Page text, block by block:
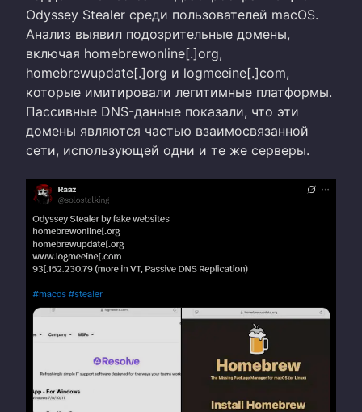
Odyssey Stealer среди пользователей macOS.
Анализ выявил подозрительные домены,
включая homebrewonline[.]org,
homebrewupdate[.]org и logmeeine[.]com,
которые имитировали легитимные платформы.
Пассивные DNS-данные показали, что эти
домены являются частью взаимосвязанной
сети, использующей одни и те же серверы.